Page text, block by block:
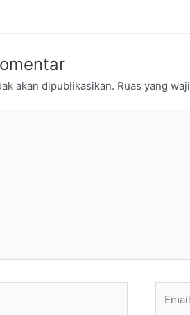
akan dipublikasikan. Ruas yang